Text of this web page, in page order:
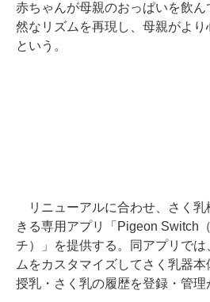
赤ちゃんが母親のおっぱいを飲
然なリズムを再現し、母親がよ
という。
リニューアルに合わせ、さく乳
きる専用アプリ「Pigeon Switch
チ）」を提供する。同アプリで
ムをカスタマイズしてさく乳器本
授乳・さく乳の履歴を登録・管理